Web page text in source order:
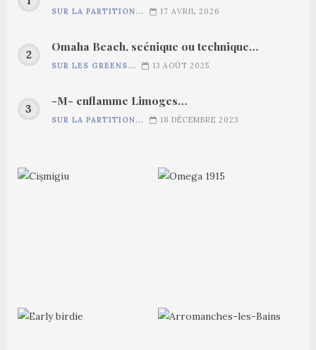
SUR LA PARTITION... 17 AVRIL 2026
Omaha Beach, scénique ou technique…
SUR LES GREENS... 13 AOÛT 2025
-M- enflamme Limoges…
SUR LA PARTITION... 18 DÉCEMBRE 2023